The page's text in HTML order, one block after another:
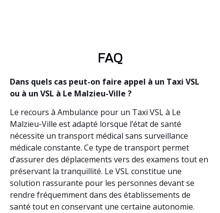
FAQ
Dans quels cas peut-on faire appel à un Taxi VSL
ou à un VSL à Le Malzieu-Ville ?
Le recours à Ambulance pour un Taxi VSL à Le
Malzieu-Ville est adapté lorsque l’état de santé
nécessite un transport médical sans surveillance
médicale constante. Ce type de transport permet
d’assurer des déplacements vers des examens tout en
préservant la tranquillité. Le VSL constitue une
solution rassurante pour les personnes devant se
rendre fréquemment dans des établissements de
santé tout en conservant une certaine autonomie.